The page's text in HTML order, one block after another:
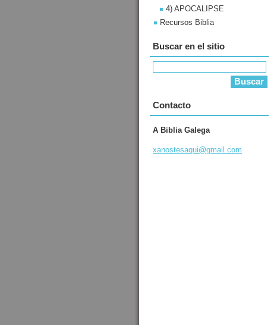
4) APOCALIPSE
Recursos Biblia
Buscar en el sitio
Contacto
A Biblia Galega
xanostesaqui@gmail.com